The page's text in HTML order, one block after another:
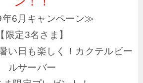
6月キャンペーン≫
【限定3名さま】
い日も楽しく！カクテルビー
ルサーバー